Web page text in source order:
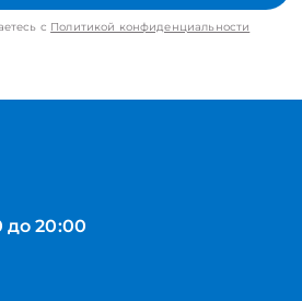
с Политикой конфиденциальности
до 20:00